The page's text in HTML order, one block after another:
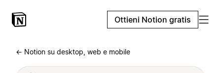
Ottieni Notion gratis
← Notion su desktop, web e mobile